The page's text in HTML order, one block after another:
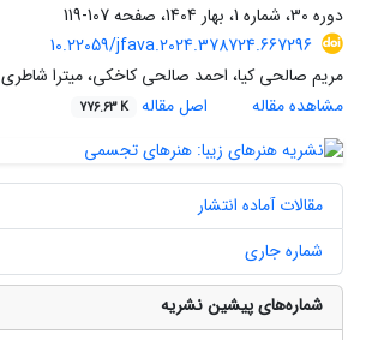
دوره 30، شماره 1، بهار 1404، صفحه
107-119
10.22059/jfava.2024.378724.667296
مریم صالحی کیا، احمد صالحی کاخکی، میترا شاطری
مشاهده مقاله
اصل مقاله 776.63 K
مقالات آماده انتشار
شماره جاری
شماره‌های پیشین نشریه